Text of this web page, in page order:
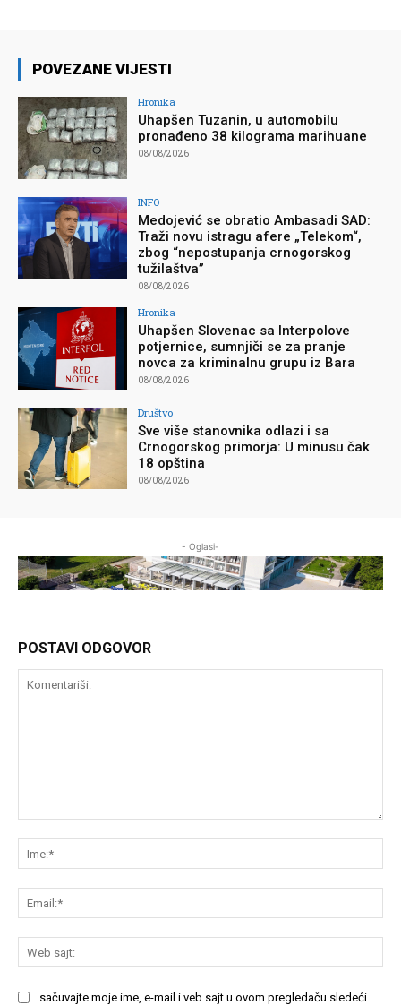
POVEZANE VIJESTI
Hronika
Uhapšen Tuzanin, u automobilu
pronađeno 38 kilograma marihuane
08/08/2026
INFO
Medojević se obratio Ambasadi SAD:
Traži novu istragu afere „Telekom“,
zbog “nepostupanja crnogorskog
tužilaštva”
08/08/2026
Hronika
Uhapšen Slovenac sa Interpolove
potjernice, sumnjiči se za pranje
novca za kriminalnu grupu iz Bara
08/08/2026
Društvo
Sve više stanovnika odlazi i sa
Crnogorskog primorja: U minusu čak
18 opština
08/08/2026
- Oglasi-
POSTAVI ODGOVOR
sačuvajte moje ime, e-mail i veb sajt u ovom pregledaču sledeći